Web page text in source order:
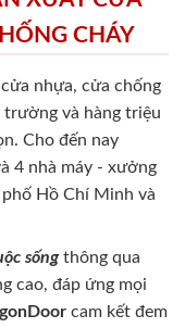
CHÁY
nhựa, cửa chống
và hàng triệu
Cho đến nay
4 nhà máy - xưởng
Hồ Chí Minh và
sốngthông qua
cao, đáp ứng mọi
cam kết đem